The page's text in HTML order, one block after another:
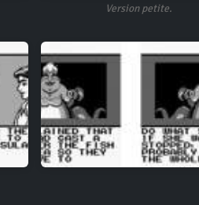
Version petite.